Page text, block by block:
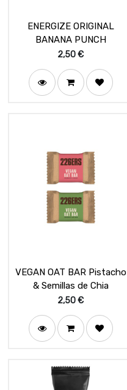
ENERGIZE ORIGINAL
BANANA PUNCH
2,50€
VEGAN OAT BAR Pistacho
& Semillas de Chia
2,50€